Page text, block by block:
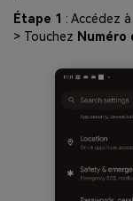
Étape 1 : Accédez à
> Touchez Numéro